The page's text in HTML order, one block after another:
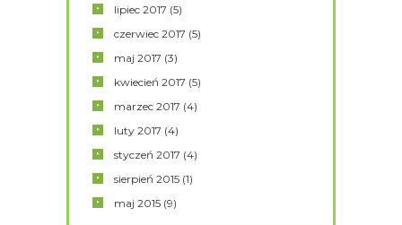
lipiec2017 (5)
czerwiec2017 (5)
maj2017 (3)
kwiecień2017 (5)
marzec2017 (4)
luty2017 (4)
styczeń2017 (4)
sierpień2015 (1)
maj2015 (9)